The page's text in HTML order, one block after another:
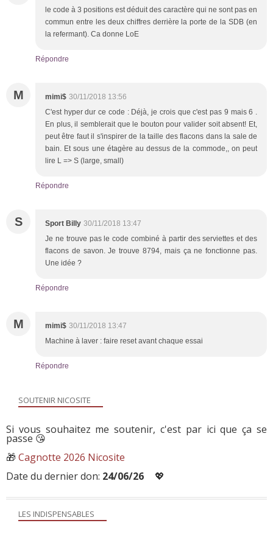
le code à 3 positions est déduit des caractère qui ne sont pas en
commun entre les deux chiffres derrière la porte de la SDB (en
la refermant). Ca donne LoE
Répondre
M mimi$ 30/11/2018 13:56
C'est hyper dur ce code : Déjà, je crois que c'est pas 9 mais 6 .
En plus, il semblerait que le bouton pour valider soit absent! Et,
peut être faut il s'inspirer de la taille des flacons dans la sale de
bain. Et sous une étagère au dessus de la commode,, on peut
lire L => S (large, small)
Répondre
S Sport Billy 30/11/2018 13:47
Je ne trouve pas le code combiné à partir des serviettes et des
flacons de savon. Je trouve 8794, mais ça ne fonctionne pas.
Une idée ?
Répondre
M mimi$ 30/11/2018 13:47
Machine à laver : faire reset avant chaque essai
Répondre
LES INDISPENSABLES
SOUTENIR NICOSITE
Si vous souhaitez me soutenir, c'est par ici que ça se
passe 😘
🎁 Cagnotte 2026 Nicosite
Date du dernier don: 24/06/26 💖